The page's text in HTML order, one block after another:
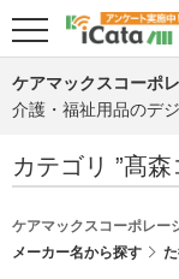
ケアマックスコーポ
介護・福祉用品のデ
カテゴリ ”髙森
ケアマックスコーポレー
メーカー名から探す